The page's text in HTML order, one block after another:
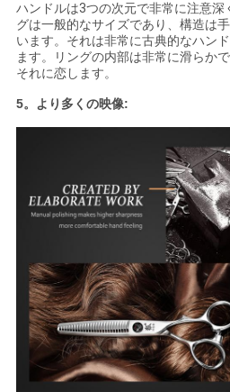
ハンドルは3つの次元で非常に注意深
グは一般的なサイズであり、構造は
います。それは非常に古典的なハン
ます。リングの内部は非常に滑らか
それに恋します。
5。より多くの映像: